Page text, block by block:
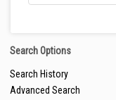
Search Options
Search History
Advanced Search